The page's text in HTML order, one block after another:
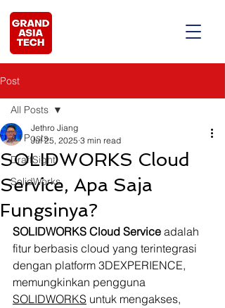
Post
All Posts
DraftSight
SolidWorks
All Posts
SOLIDWORKS Cloud
Service, Apa Saja
Fungsinya?
Jethro Jiang
Jul 25, 2025 3 min read
SOLIDWORKS Cloud Service adalah
fitur berbasis cloud yang terintegrasi
dengan platform 3DEXPERIENCE,
memungkinkan pengguna
SOLIDWORKS untuk mengakses,